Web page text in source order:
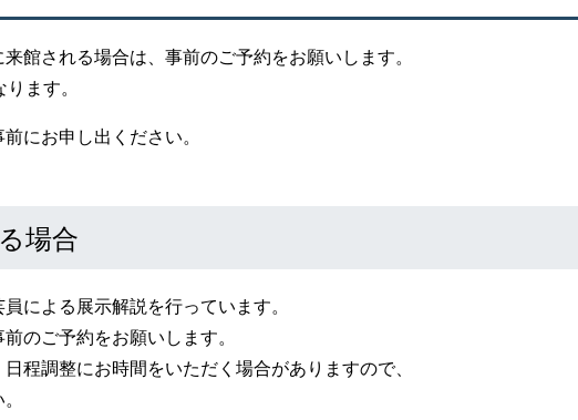
館される場合は、事前のご予約をお願いします。
ます。
にお申し出ください。
場合
による展示解説を行っています。
のご予約をお願いします。
程調整にお時間をいただく場合がありますので、